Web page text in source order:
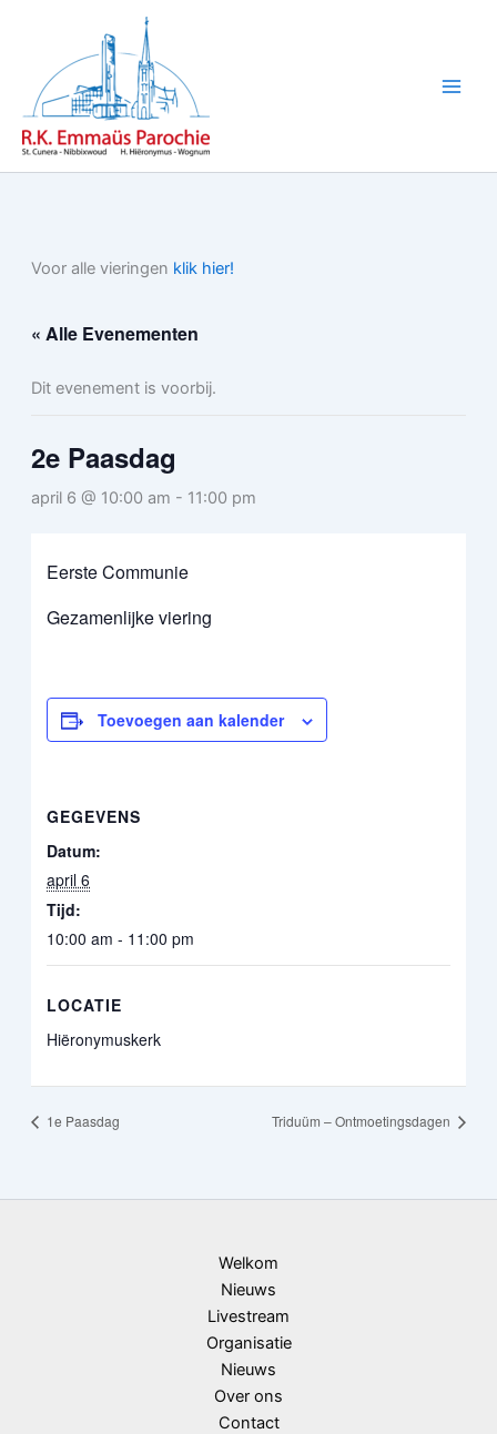
inhoud
Voor alle vieringen klik hier!
« Alle Evenementen
Dit evenement is voorbij.
2e Paasdag
april 6 @ 10:00 am - 11:00 pm
Eerste Communie
Gezamenlijke viering
Toevoegen aan kalender
GEGEVENS
Datum:
april 6
Tijd:
10:00 am - 11:00 pm
LOCATIE
Hiëronymuskerk
1e Paasdag Triduüm – Ontmoetingsdagen
Welkom
Nieuws
Livestream
Organisatie
Nieuws
Over ons
Contact